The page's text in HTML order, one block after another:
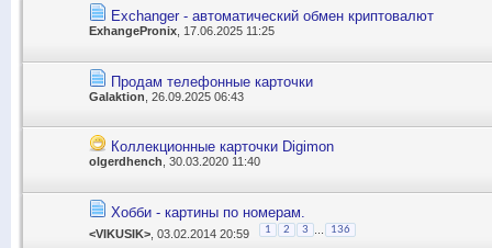
Exchanger - автоматический обмен криптовалют
ExhangePronix , 17.06.2025 11:25
Продам телефонные карточки
Galaktion , 26.09.2025 06:43
Коллекционные карточки Digimon
olgerdhench , 30.03.2020 11:40
Хобби - картины по номерам.
<VIKUSIK> , 03.02.2014 20:59 1 2 3 136